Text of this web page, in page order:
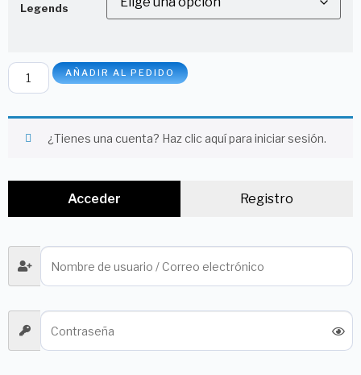
Legends
AÑADIR AL PEDIDO
¿Tienes una cuenta? Haz clic aquí para iniciar sesión.
Acceder Registro